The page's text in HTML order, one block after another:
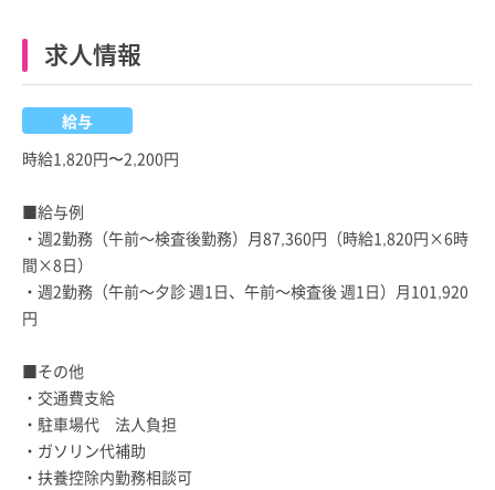
求人情報
給与
時給1,820円〜2,200円
■給与例
・週2勤務（午前～検査後勤務）月87,360円（時給1,820円×6時
間×8日）
・週2勤務（午前～夕診 週1日、午前～検査後 週1日）月101,920
円
■その他
・交通費支給
・駐車場代 法人負担
・ガソリン代補助
・扶養控除内勤務相談可